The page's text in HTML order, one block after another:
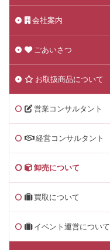
会社案内
ごあいさつ
お取扱商品について
営業コンサルタント
経営コンサルタント
卸売について
買取について
イベント運営について